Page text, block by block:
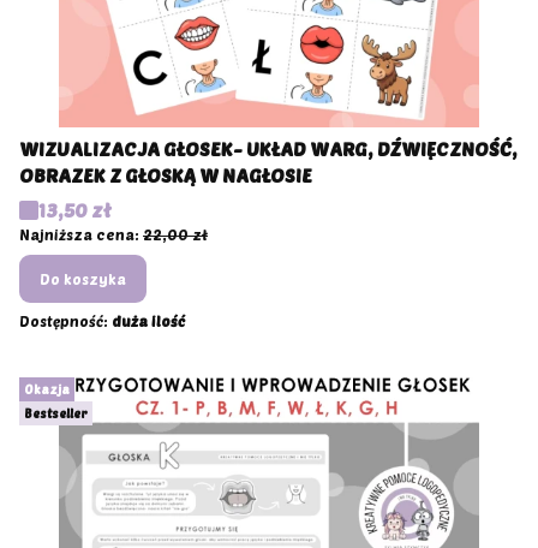
WIZUALIZACJA GŁOSEK- UKŁAD WARG, DŹWIĘCZNOŚĆ,
OBRAZEK Z GŁOSKĄ W NAGŁOSIE
Cena promocyjna
13,50 zł
Najniższa cena: 22,00 zł
Do koszyka
Dostępność: duża ilość
Okazja
Bestseller